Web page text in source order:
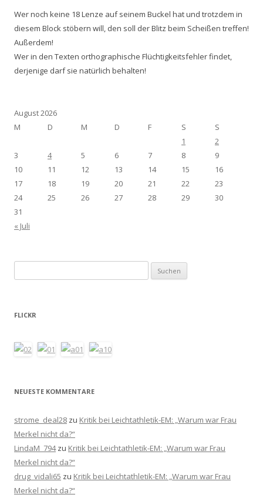
Wer noch keine 18 Lenze auf seinem Buckel hat und trotzdem in
diesem Block stöbern will, den soll der Blitz beim Scheißen treffen!
Außerdem!
Wer in den Texten orthographische Flüchtigkeitsfehler findet,
derjenige darf sie natürlich behalten!
August 2026
M
D M D F S
S
1
2
3
4 5 6 7 8
9
10
11 12 13 14 15
16
17
18 19 20 21 22
23
24
25 26 27 28 29
30
31
« Juli
nach:
FLICKR
NEUESTE KOMMENTARE
strome_deal28 zu Kritik bei Leichtathletik-EM: „Warum war Frau
Merkel nicht da?“
LindaM_794zu Kritik bei Leichtathletik-EM: „Warum war Frau
Merkel nicht da?“
drug_vidali65 zu Kritik bei Leichtathletik-EM: „Warum war Frau
Merkel nicht da?“